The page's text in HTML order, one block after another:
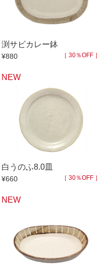
OUTLET
60％OFF
ランチプレート・仕切皿
付出皿
ご飯茶碗
ラーメン鉢・中華食器
急須
渕サビカレー鉢
¥880 ［ 30％OFF ］
NEW
白うのふ8.0皿
¥660 ［ 30％OFF ］
NEW